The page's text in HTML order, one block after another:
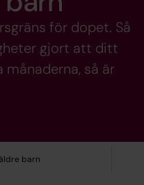
barn
för dopet. Så
gjort att ditt
så är